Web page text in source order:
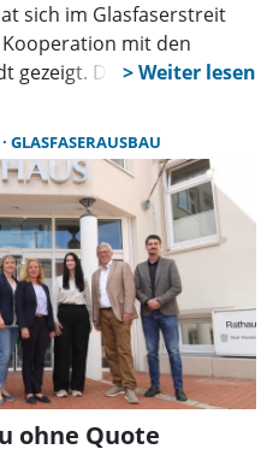
sich im Glasfaserstreit
mit den
gezeigt. Doch bei
könne noch keine Rede
GLASFASERAUSBAU
ohne Quote